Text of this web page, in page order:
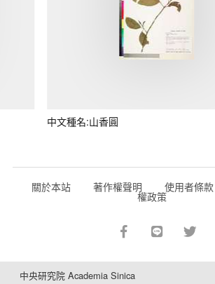
中文種名:山香圓
關於本站 著作權聲明 使用者條
權政策
中央研究院 Academia Sinica